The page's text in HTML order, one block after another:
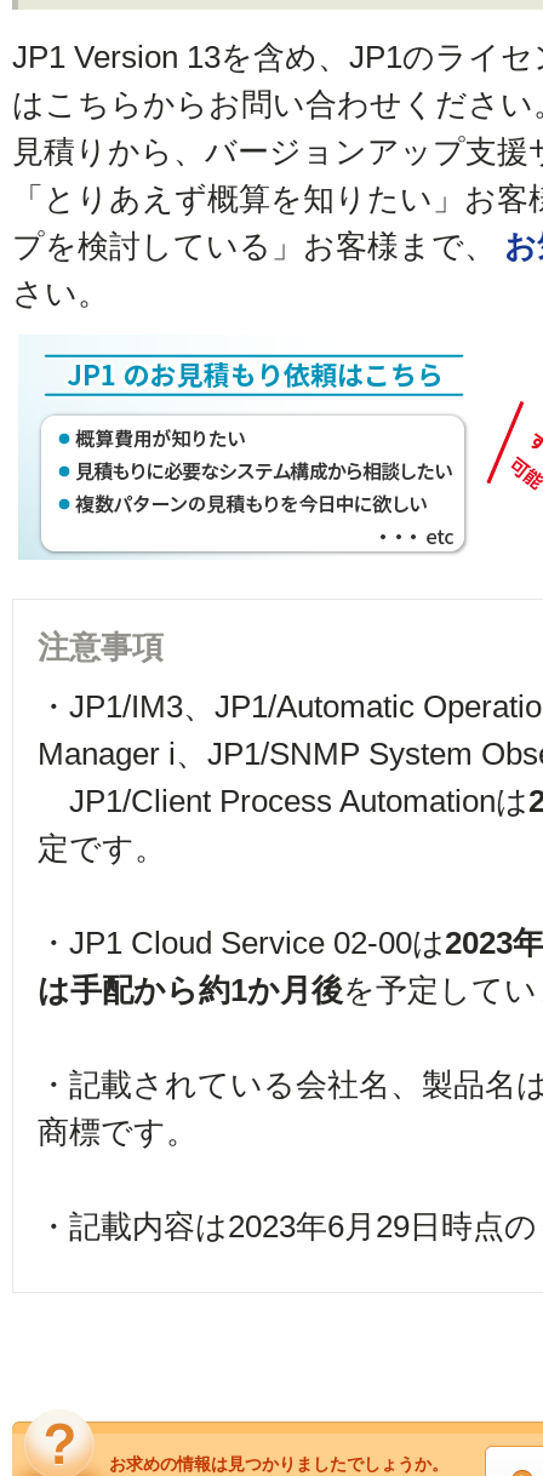
JP1 Version 13を含め、JP1のライ
はこちらからお問い合わせくださ
見積りから、バージョンアップ支
「とりあえず概算を知りたい」お
プを検討している」お客様まで、
さい。
注意事項
・JP1/IM3、JP1/Automatic
Manager i、JP1/SNMP System
JP1/Client Process Automationは
定です。
・JP1 Cloud Service 02-00は2023
は手配から約1か月後を予定して
・記載されている会社名、製品名
商標です。
・記載内容は2023年6月29日時点
お求めの情報は見つかりましたでしょうか。